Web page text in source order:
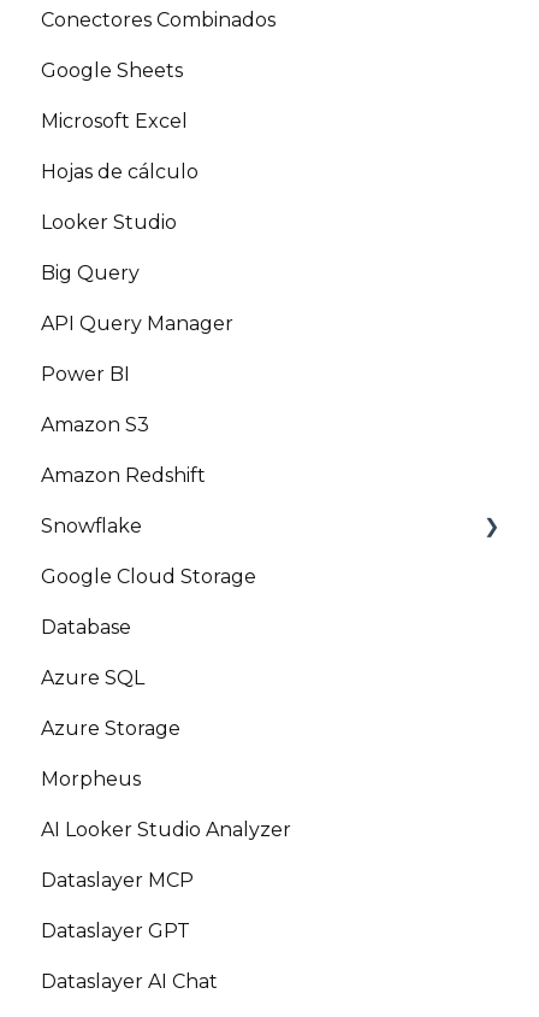
Conectores Combinados
Google Sheets
Microsoft Excel
Hojas de cálculo
Looker Studio
Big Query
API Query Manager
Power BI
Amazon S3
Amazon Redshift
Snowflake
Marketplace
Google Cloud Storage
Database
Azure SQL
Azure Storage
Morpheus
AI Looker Studio Analyzer
Dataslayer MCP
Dataslayer GPT
Dataslayer AI Chat